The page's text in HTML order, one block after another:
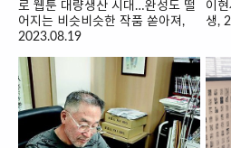
로 웹툰 대량생산 시대…완성도 떨
어지는 비슷비슷한 작품 쏟아져,
2023.08.19
이
생,